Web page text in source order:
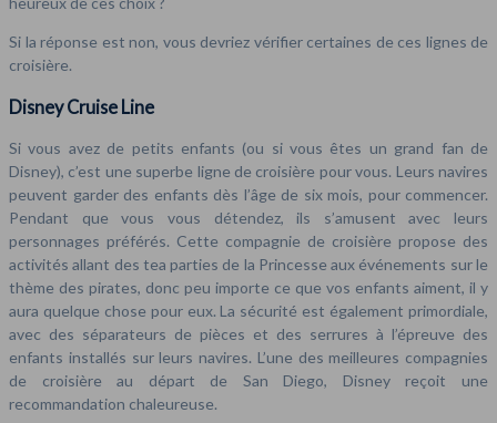
Si la réponse est non, vous devriez vérifier certaines de ces lignes de
croisière.
Disney Cruise Line
Si vous avez de petits enfants (ou si vous êtes un grand fan de
Disney), c’est une superbe ligne de croisière pour vous. Leurs navires
peuvent garder des enfants dès l’âge de six mois, pour commencer.
Pendant que vous vous détendez, ils s’amusent avec leurs
personnages préférés. Cette compagnie de croisière propose des
activités allant des tea parties de la Princesse aux événements sur le
thème des pirates, donc peu importe ce que vos enfants aiment, il y
aura quelque chose pour eux. La sécurité est également primordiale,
avec des séparateurs de pièces et des serrures à l’épreuve des
enfants installés sur leurs navires. L’une des meilleures compagnies
de croisière au départ de San Diego, Disney reçoit une
recommandation chaleureuse.